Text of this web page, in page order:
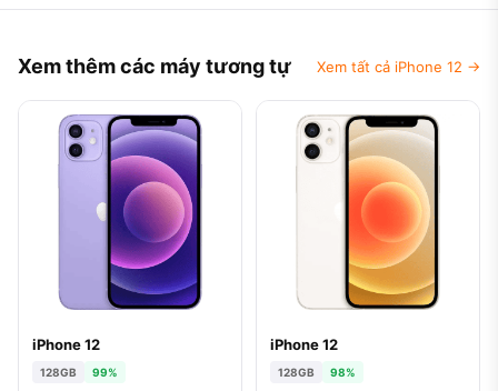
Xem thêm các máy tương tự Xem tất cả iPhone 12 →
iPhone 12
128GB 99%
iPhone 12
128GB 98%